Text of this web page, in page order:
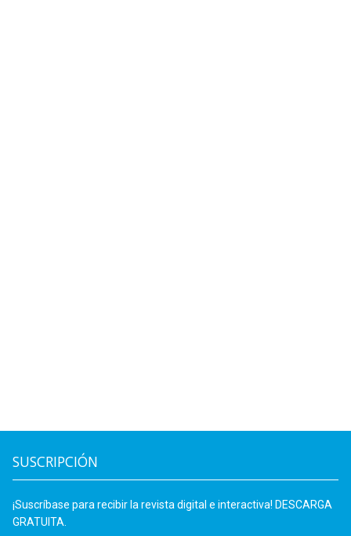
SUSCRIPCIÓN
¡Suscríbase para recibir la revista digital e interactiva! DESCARGA
GRATUITA.